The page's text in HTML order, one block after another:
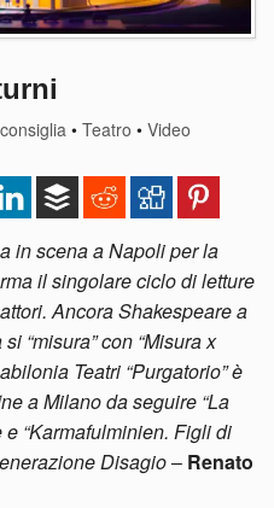
•Teatro •Video
in scena a Napoli per la
il singolare ciclo di letture
Ancora Shakespeare a
“misura” con “Misura x
Teatri “Purgatorio” è
a Milano da seguire “La
“Karmafulminien. Figli di
Disagio– Renato